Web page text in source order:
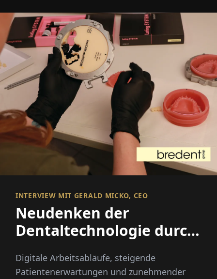
INTERVIEW MIT GERALD MICKO, CEO
Neudenken der
Dentaltechnologie durch
Digitale Arbeitsabläufe, steigende
Patientenerwartungen und zunehmender